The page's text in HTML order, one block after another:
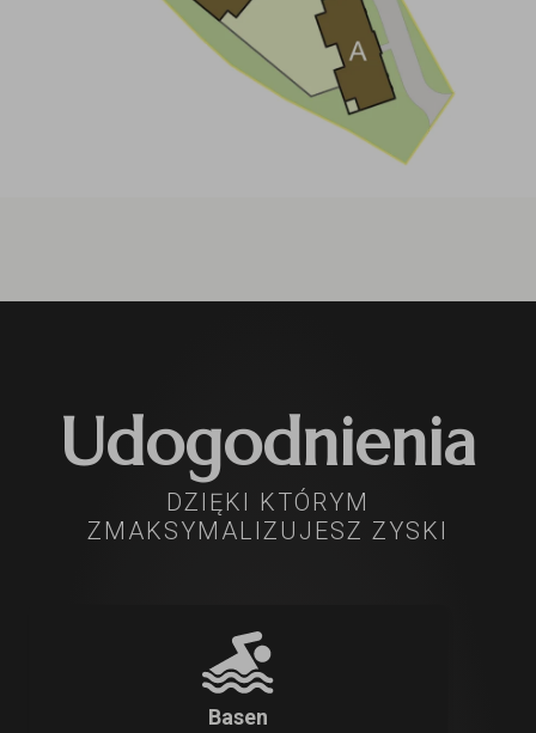
Udogodnienia
DZIĘKI KTÓRYM
ZMAKSYMALIZUJESZ ZYSKI
Basen